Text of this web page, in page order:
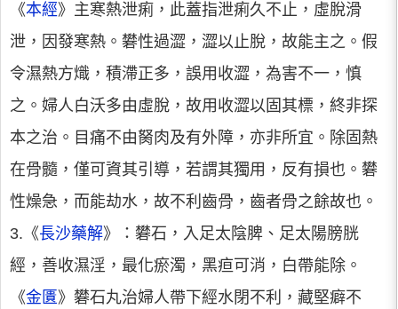
《本經》主寒熱泄痢，此蓋指泄痢久不止，虛脫滑
泄，因發寒熱。礬性過澀，澀以止脫，故能主之。假
令濕熱方熾，積滯正多，誤用收澀，為害不一，慎
之。婦人白沃多由虛脫，故用收澀以固其標，終非探
本之治。目痛不由胬肉及有外障，亦非所宜。除固熱
在骨髓，僅可資其引導，若謂其獨用，反有損也。礬
性燥急，而能劫水，故不利齒骨，齒者骨之餘故也。
3.《長沙藥解》：礬石，入足太陰脾、足太陽膀胱
經，善收濕淫，最化瘀濁，黑疸可消，白帶能除。
《金匱》礬石丸治婦人帶下經水閉不利，藏堅癖不